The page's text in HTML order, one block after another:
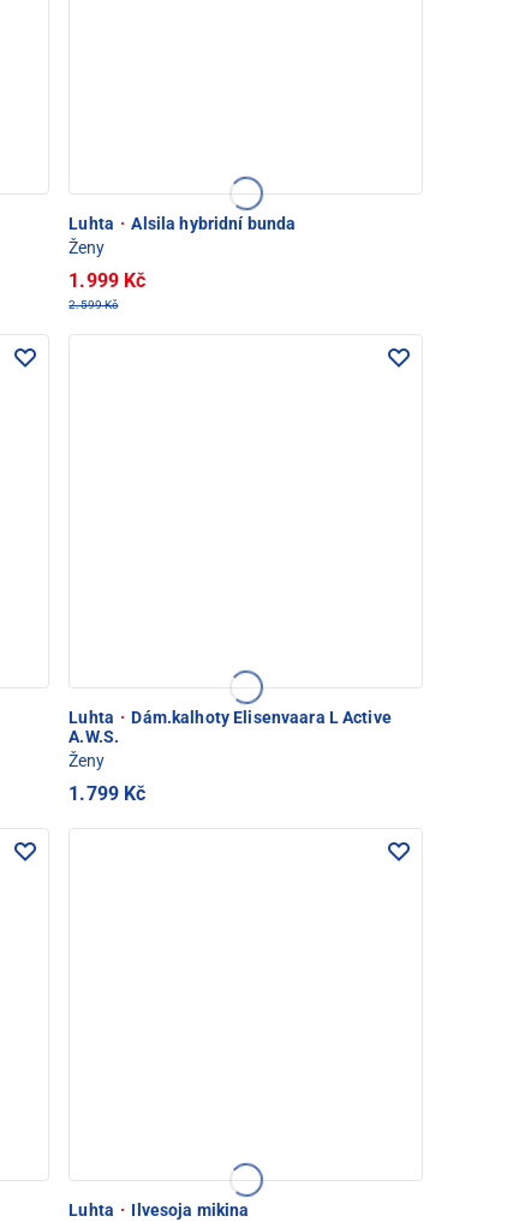
Luhta · Alsila hybridní bunda
Ženy
1.999 Kč
2.599 Kč
Luhta · Dám.kalhoty Elisenvaara L Active
A.W.S.
Ženy
1.799 Kč
Luhta · Ilvesoja mikina